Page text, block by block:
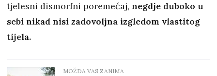
tjelesni dismorfni poremećaj, negdje duboko u
sebi nikad nisi zadovoljna izgledom vlastitog
tijela.
MOŽDA VAS ZANIMA